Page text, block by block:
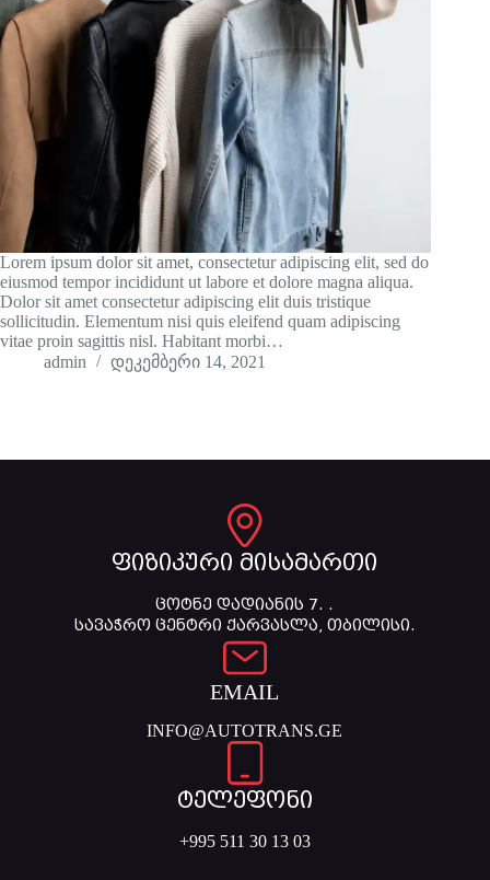
Lorem ipsum dolor sit amet, consectetur adipiscing elit, sed do
eiusmod tempor incididunt ut labore et dolore magna aliqua.
Dolor sit amet consectetur adipiscing elit duis tristique
sollicitudin. Elementum nisi quis eleifend quam adipiscing
vitae proin sagittis nisl. Habitant morbi…
admin
დეკემბერი 14, 2021
ფიზიკური მისამართი
ცოტნე დადიანის 7. .
სავაჭრო ცენტრი ქარვასლა, თბილისი.
EMAIL
INFO@AUTOTRANS.GE
ტელეფონი
+995 511 30 13 03